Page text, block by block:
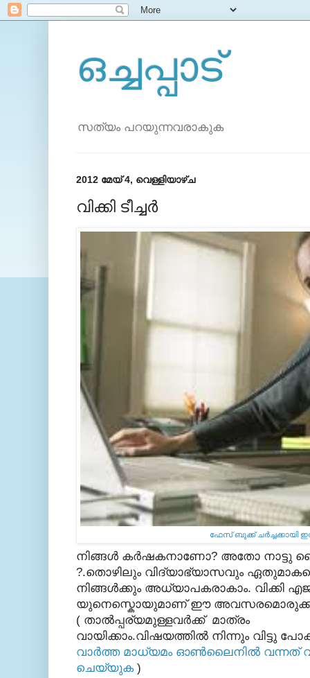
ഒച്ചപ്പാട്
സത്യം പറയുന്നവരാകുക
2012 മേയ് 4, വെള്ളിയാഴ്‌ച
വിക്കി ടീച്ചര്‍
ഫേസ് ബുക്ക്‌ ചര്‍ച്ചക്കായി
നിങ്ങള്‍ കര്‍ഷകനാണോ? അതോ നാട്ടു
?.തൊഴിലും വിദ്യാഭ്യാസവും
നിങ്ങള്‍ക്കും അധ്യാപകരാകാം. വിക്കി
യുനെസ്കൊയുമാണ് ഈ
( താല്‍പ്പര്യമുള്ളവര്‍ക്ക് മാത്രം
വായിക്കാം.വിഷയത്തില്‍ നിന്നും വിട്ടു
വാര്‍ത്ത മാധ്യമം ഓണ്‍ലൈനില്‍ വന്നത്
ചെയ്യുക )